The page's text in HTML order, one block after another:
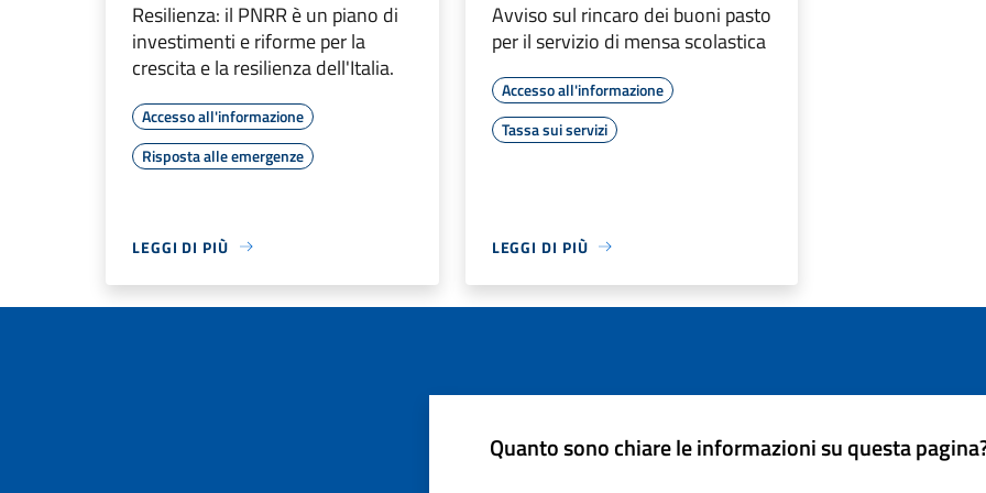
Resilienza: il PNRR è un piano di
investimenti e riforme per la
crescita e la resilienza dell'Italia.
Accesso all'informazione
Risposta alle emergenze
LEGGI DI PIÙ
Avviso sul rincaro dei buoni pasto
per il servizio di mensa scolastica
Accesso all'informazione
Tassa sui servizi
LEGGI DI PIÙ
Quanto sono chiare le informazioni su questa